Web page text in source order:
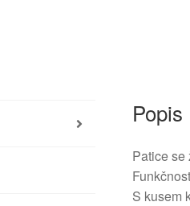
Popis
Patice se
S kusem